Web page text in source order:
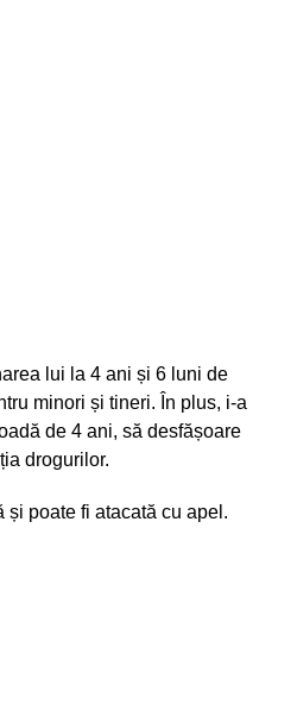
lui la 4 ani și 6 luni de
minori și tineri. În plus, i-a
de 4 ani, să desfășoare
drogurilor.
și poate fi atacată cu apel.